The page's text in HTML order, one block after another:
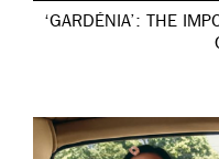
‘GARDÉNIA’: THE